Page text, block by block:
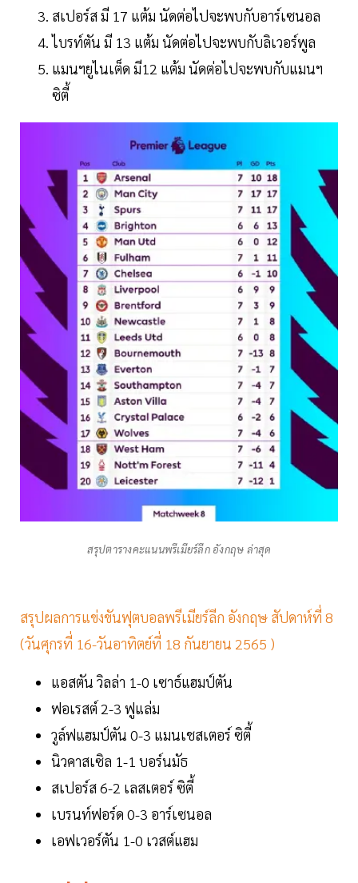
สเปอร์ส มี 17 แต้ม นัดต่อไปจะพบกับอาร์เซนอล
ไบรท์ตัน มี 13 แต้ม นัดต่อไปจะพบกับลิเวอร์พูล
แมนฯยูไนเต็ด มี12 แต้ม นัดต่อไปจะพบกับแมนฯ
ซิตี้
สรุป​ตาราง​คะแนน​พรีเมียร์​ลีก ​อังกฤษ ​ล่าสุด​
สรุปผลการแข่งขันฟุตบอลพรีเมียร์ลีก อังกฤษ สัปดาห์ที่ 8
(วันศุกรที่ 16-วันอาทิตย์ที่ 18 กันยายน 2565 )
แอสตัน วิลล่า 1-0 เซาธ์แฮมป์ตัน
ฟอเรสต์ 2-3 ฟูแล่ม
วูล์ฟแฮมป์ตัน 0-3 แมนเชสเตอร์ ซิตี้
นิวคาสเซิล 1-1 บอร์นมัธ
สเปอร์ส 6-2 เลสเตอร์ ซิตี้
เบรนท์ฟอร์ด 0-3 อาร์เซนอล
เอฟเวอร์ตัน 1-0 เวสต์แฮม